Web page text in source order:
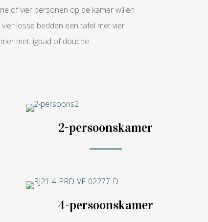
of vier personen op de kamer willen
losse bedden een tafel met vier
met ligbad of douche.
2-persoonskamer
4-persoonskamer